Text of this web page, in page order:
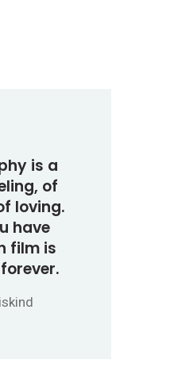
is a
of
loving.
have
film is